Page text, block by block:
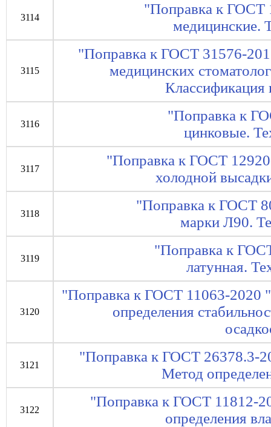
3114
"Поправка к ГОСТ
медицинские.
3115
"Поправка к ГОСТ 31576-
медицинских
Классификация
3116
"Поправка к
цинковые.
3117
"Поправка к ГОСТ
холодной
3118
"Поправка к ГОСТ
марки Л90.
3119
"Поправка к
латунная.
3120
"Поправка к ГОСТ 11063-2020
определения
3121
"Поправка к ГОСТ 26378.3-
Метод
3122
"Поправка к ГОСТ 11812-
определения